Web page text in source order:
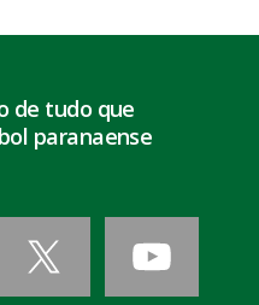
de tudo que
paranaense